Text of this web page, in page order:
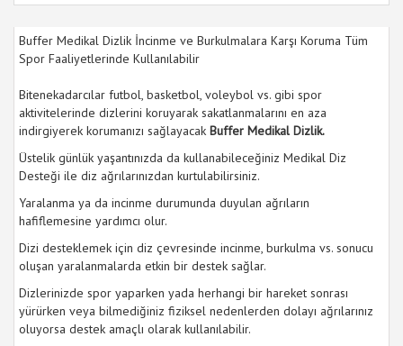
Buffer Medikal Dizlik İncinme ve Burkulmalara Karşı Koruma Tüm
Spor Faaliyetlerinde Kullanılabilir
Bitenekadarcılar futbol, basketbol, voleybol vs. gibi spor
aktivitelerinde dizlerini koruyarak sakatlanmalarını en aza
indirgiyerek korumanızı sağlayacak Buffer Medikal Dizlik.
Üstelik günlük yaşantınızda da kullanabileceğiniz Medikal Diz
Desteği ile diz ağrılarınızdan kurtulabilirsiniz.
Yaralanma ya da incinme durumunda duyulan ağrıların
hafiflemesine yardımcı olur.
Dizi desteklemek için diz çevresinde incinme, burkulma vs. sonucu
oluşan yaralanmalarda etkin bir destek sağlar.
Dizlerinizde spor yaparken yada herhangi bir hareket sonrası
yürürken veya bilmediğiniz fiziksel nedenlerden dolayı ağrılarınız
oluyorsa destek amaçlı olarak kullanılabilir.